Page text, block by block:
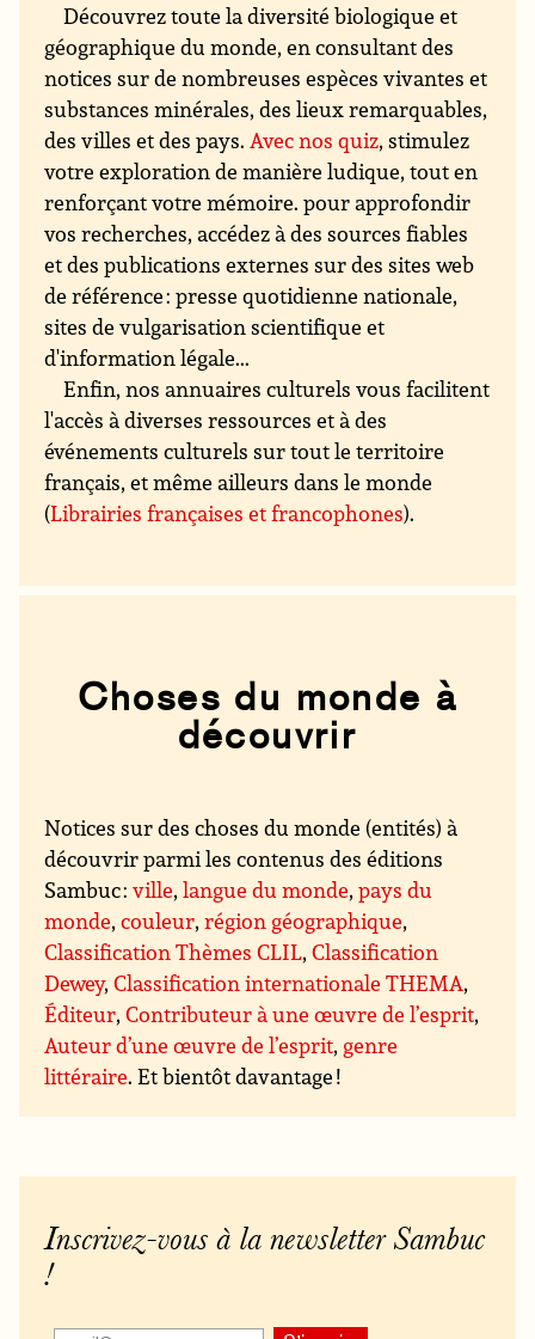
Découvrez toute la diversité biologique et
géographique du monde, en consultant des
notices sur de nombreuses espèces vivantes et
substances minérales, des lieux remarquables,
des villes et des pays.Avec nos quiz, stimulez
votre exploration de manière ludique, tout en
renforçant votre mémoire. pour approfondir
vos recherches, accédez à des sources fiables
et des publications externes sur des sites web
de référence : presse quotidienne nationale,
sites de vulgarisation scientifique et
d'information légale...
Enfin, nos annuaires culturels vous facilitent
l'accès à diverses ressources et à des
événements culturels sur tout le territoire
français, et même ailleurs dans le monde
(Librairies françaises et francophones).
Choses du monde à
découvrir
Notices sur des choses du monde (entités) à
découvrir parmi les contenus des éditions
Sambuc :ville,langue du monde,pays du
monde,couleur,région géographique,
Classification Thèmes CLIL,Classification
Dewey,Classification internationale THEMA,
Éditeur,Contributeur à une œuvre de l’esprit,
Auteur d’une œuvre de l’esprit, genre
littéraire. Et bientôt davantage !
Inscrivez-vous à la newsletter Sambuc
!